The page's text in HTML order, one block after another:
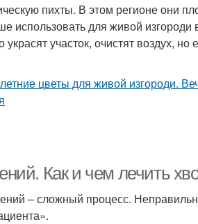
пихты. В этом регионе они
использовать для живой
участок, очистят воздух,
Как и чем лечить
– сложный процесс.